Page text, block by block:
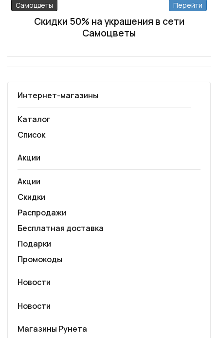
Самоцветы Перейти
Скидки 50% на украшения в сети
Самоцветы
Интернет-магазины
Каталог
Список
Акции
Акции
Скидки
Распродажи
Бесплатная доставка
Подарки
Промокоды
Новости
Новости
Магазины Рунета